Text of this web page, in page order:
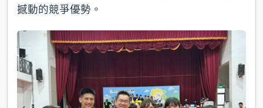
撼動的競爭優勢。